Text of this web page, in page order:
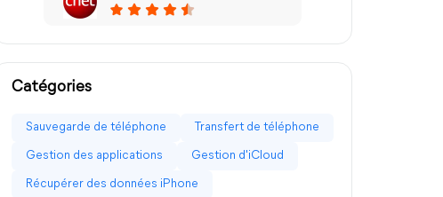
Catégories
Sauvegarde de téléphone Transfert de téléphone
Gestion des applications Gestion d'iCloud
Récupérer des données iPhone